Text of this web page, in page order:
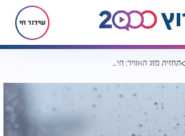
שידור חי
תחזית מזג האוויר: היום נוח, מחר הגשם חוזר